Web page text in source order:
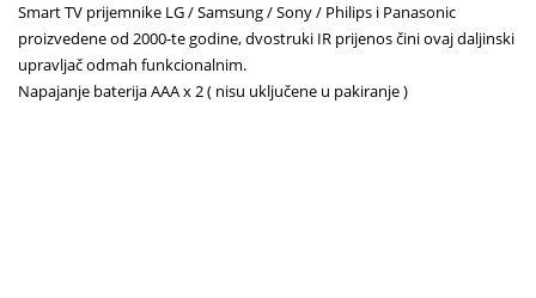
Smart TV prijemnike LG / Samsung / Sony / Philips i Panasonic
proizvedene od 2000-te godine, dvostruki IR prijenos čini ovaj daljinski
upravljač odmah funkcionalnim.
Napajanje baterija AAA x 2 ( nisu uključene u pakiranje )